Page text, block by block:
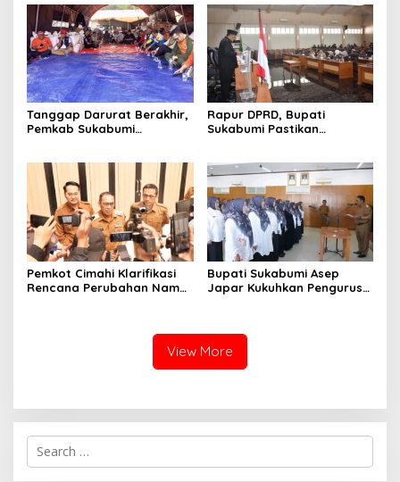
Disabilitas
Tanggap Darurat Berakhir,
Pemkab Sukabumi
Rapur DPRD, Bupati
Sukabumi Pastikan
Pemkot Cimahi Klarifikasi
Rencana Perubahan Nama
Bupati Sukabumi Asep
Japar Kukuhkan Pengurus
View More
S